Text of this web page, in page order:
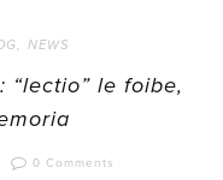
, NEWS
“lectio” le foibe,
0 Comments